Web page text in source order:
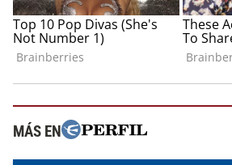
MÁS EN